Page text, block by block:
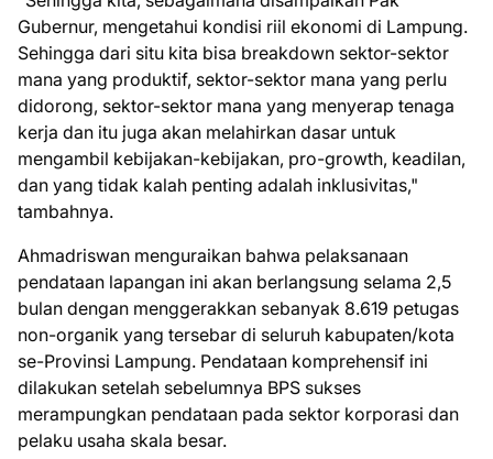
Gubernur, mengetahui kondisi riil ekonomi di Lampung.
Sehingga dari situ kita bisa breakdown sektor-sektor
mana yang produktif, sektor-sektor mana yang perlu
didorong, sektor-sektor mana yang menyerap tenaga
kerja dan itu juga akan melahirkan dasar untuk
mengambil kebijakan-kebijakan, pro-growth, keadilan,
dan yang tidak kalah penting adalah inklusivitas,"
tambahnya.
Ahmadriswan menguraikan bahwa pelaksanaan
pendataan lapangan ini akan berlangsung selama 2,5
bulan dengan menggerakkan sebanyak 8.619 petugas
non-organik yang tersebar di seluruh kabupaten/kota
se-Provinsi Lampung. Pendataan komprehensif ini
dilakukan setelah sebelumnya BPS sukses
merampungkan pendataan pada sektor korporasi dan
pelaku usaha skala besar.